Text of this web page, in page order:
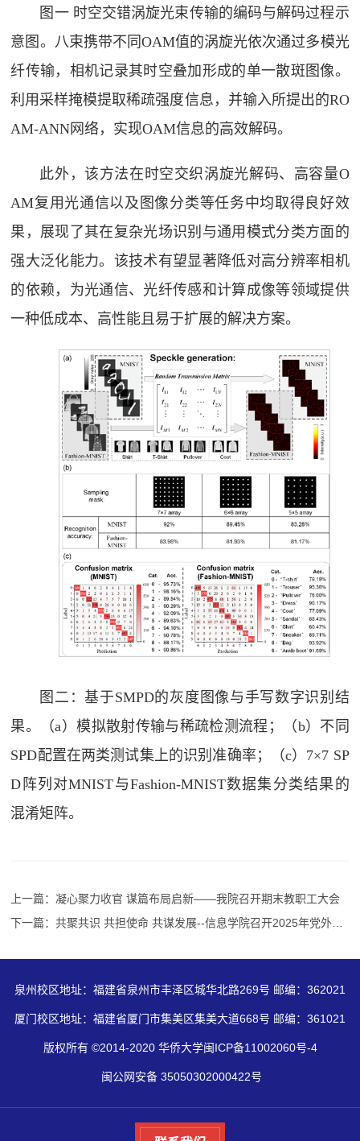
图一 时空交错涡旋光束传输的编码与解码过程示
意图。八束携带不同OAM值的涡旋光依次通过多模光
纤传输，相机记录其时空叠加形成的单一散斑图像。
利用采样掩模提取稀疏强度信息，并输入所提出的RO
AM-ANN网络，实现OAM信息的高效解码。
此外，该方法在时空交织涡旋光解码、高容量O
AM复用光通信以及图像分类等任务中均取得良好效
果，展现了其在复杂光场识别与通用模式分类方面的
强大泛化能力。该技术有望显著降低对高分辨率相机
的依赖，为光通信、光纤传感和计算成像等领域提供
一种低成本、高性能且易于扩展的解决方案。
图二：基于SMPD的灰度图像与手写数字识别结
果。（a）模拟散射传输与稀疏检测流程；（b）不同
SPD配置在两类测试集上的识别准确率；（c）7×7 SP
D阵列对MNIST与Fashion-MNIST数据集分类结果的
混淆矩阵。
上一篇：凝心聚力收官 谋篇布局启新——我院召开期末教职工大会
泉州校区地址：福建省泉州市丰泽区城华北路269号 邮编：362021
厦门校区地址：福建省厦门市集美区集美大道668号 邮编：361021
版权所有 ©2014-2020 华侨大学闽ICP备11002060号-4
闽公网安备 35050302000422号